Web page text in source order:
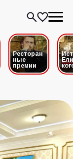
Ресторан
ные
премии